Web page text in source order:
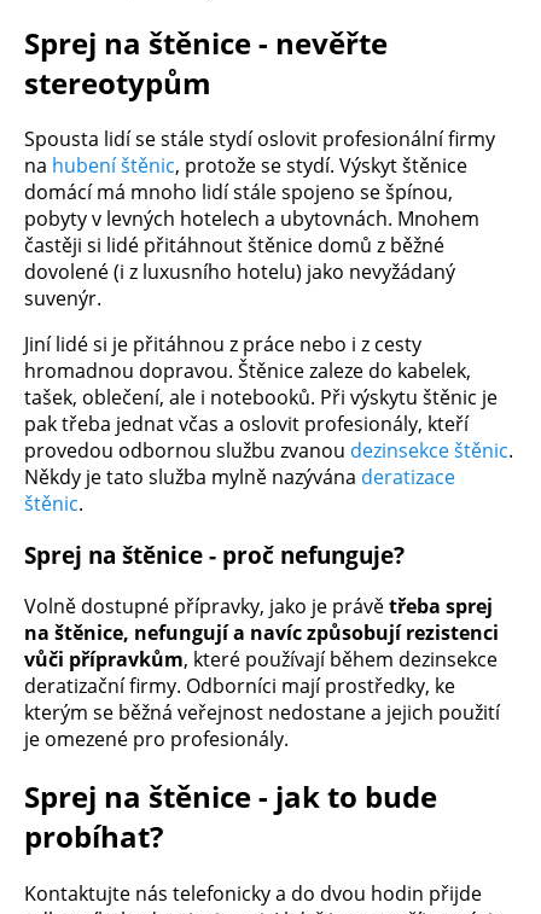
Sprej na štěnice - nevěřte
stereotypům
Spousta lidí se stále stydí oslovit profesionální firmy
na hubení štěnic, protože se stydí. Výskyt štěnice
domácí má mnoho lidí stále spojeno se špínou,
pobyty v levných hotelech a ubytovnách. Mnohem
častěji si lidé přitáhnout štěnice domů z běžné
dovolené (i z luxusního hotelu) jako nevyžádaný
suvenýr.
Jiní lidé si je přitáhnou z práce nebo i z cesty
hromadnou dopravou. Štěnice zaleze do kabelek,
tašek, oblečení, ale i notebooků. Při výskytu štěnic je
pak třeba jednat včas a oslovit profesionály, kteří
provedou odbornou službu zvanou dezinsekce štěnic.
Někdy je tato služba mylně nazývána deratizace
štěnic.
Sprej na štěnice - proč nefunguje?
Volně dostupné přípravky, jako je právětřeba sprej
na štěnice, nefungují a navíc způsobují rezistenci
vůči přípravkům, které používají během dezinsekce
deratizační firmy. Odborníci mají prostředky, ke
kterým se běžná veřejnost nedostane a jejich použití
je omezené pro profesionály.
Sprej na štěnice - jak to bude
probíhat?
Kontaktujte nás telefonicky a do dvou hodin přijde